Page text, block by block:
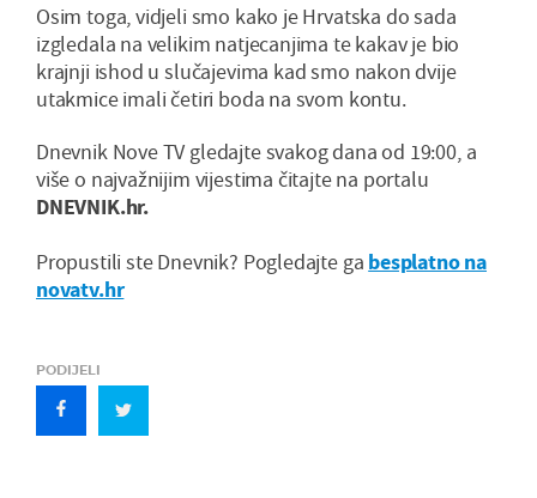
Osim toga, vidjeli smo kako je Hrvatska do sada
izgledala na velikim natjecanjima te kakav je bio
krajnji ishod u slučajevima kad smo nakon dvije
utakmice imali četiri boda na svom kontu.
Dnevnik Nove TV gledajte svakog dana od 19:00, a
više o najvažnijim vijestima čitajte na portalu
DNEVNIK.hr.
Propustili ste Dnevnik? Pogledajte ga besplatno na
novatv.hr
PODIJELI